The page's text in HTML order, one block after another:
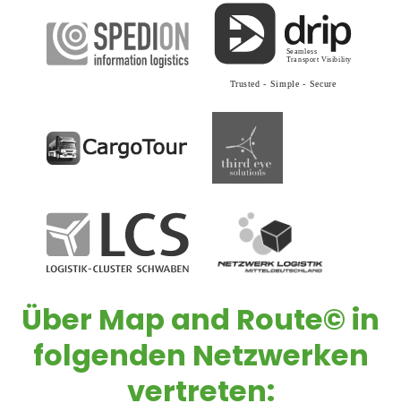
Über Map and Route© in
folgenden Netzwerken
vertreten: